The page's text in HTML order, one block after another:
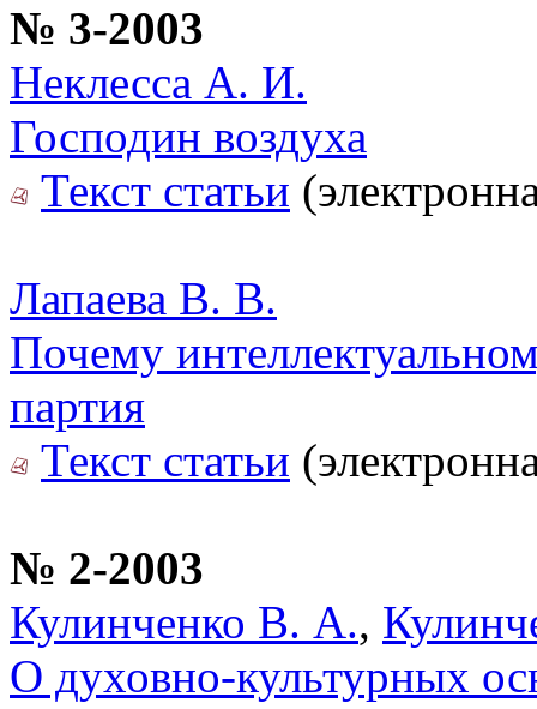
№ 3-2003
Неклесса А. И.
Господин воздуха
Текст статьи
Лапаева В. В.
Почему
партия
Текст статьи
№ 2-2003
Кулинченко В. А.,
О духовно-культурных